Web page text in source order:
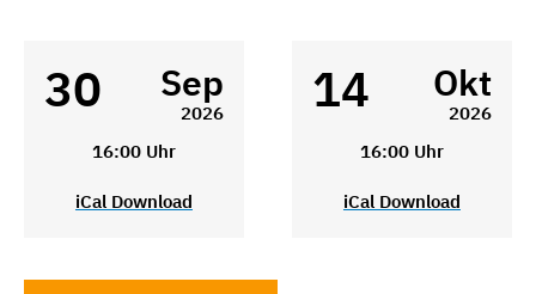
30 Sep
2026
16:00 Uhr
iCal Download
14 Okt
2026
16:00 Uhr
iCal Download